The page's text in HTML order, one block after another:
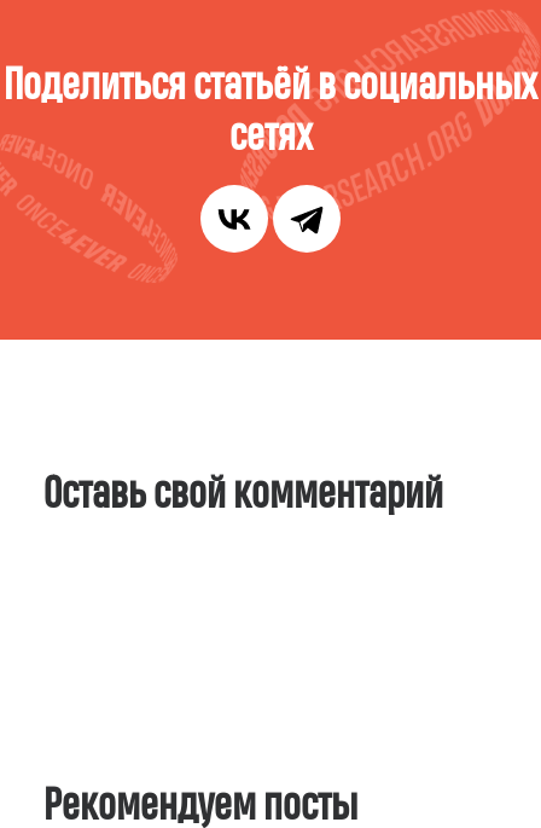
Поделиться статьёй в социальных
сетях
Оставь свой комментарий
Рекомендуем посты